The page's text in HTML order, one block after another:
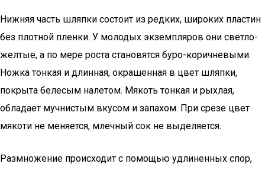
Нижняя часть шляпки состоит из редких, широких пластин
без плотной пленки. У молодых экземпляров они светло-
желтые, а по мере роста становятся буро-коричневыми.
Ножка тонкая и длинная, окрашенная в цвет шляпки,
покрыта белесым налетом. Мякоть тонкая и рыхлая,
обладает мучнистым вкусом и запахом. При срезе цвет
мякоти не меняется, млечный сок не выделяется.
Размножение происходит с помощью удлиненных спор,